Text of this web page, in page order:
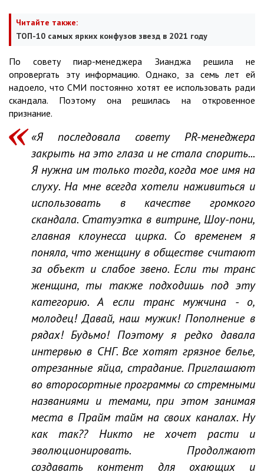
Читайте также:
ТОП-10 самых ярких конфузов звезд в 2021 году
По совету пиар-менеджера Зианджа решила не
опровергать эту информацию. Однако, за семь лет ей
надоело, что СМИ постоянно хотят ее использовать ради
скандала. Поэтому она решилась на откровенное
признание.
«Я последовала совету PR-менеджера
закрыть на это глаза и не стала спорить...
Я нужна им только тогда, когда мое имя на
слуху. На мне всегда хотели наживиться и
использовать в качестве громкого
скандала. Статуэтка в витрине, Шоу-пони,
главная клоунесса цирка. Со временем я
поняла, что женщину в обществе считают
за объект и слабое звено. Если ты транс
женщина, ты также подходишь под эту
категорию. А если транс мужчина - о,
молодец! Давай, наш мужик! Пополнение в
рядах! Будьмо! Поэтому я редко давала
интервью в СНГ. Все хотят грязное белье,
отрезанные яйца, страдание. Приглашают
во второсортные программы со стремными
названиями и темами, при этом занимая
места в Прайм тайм на своих каналах. Ну
как так?? Никто не хочет расти и
эволюционировать. Продолжают
создавать контент для охающих и